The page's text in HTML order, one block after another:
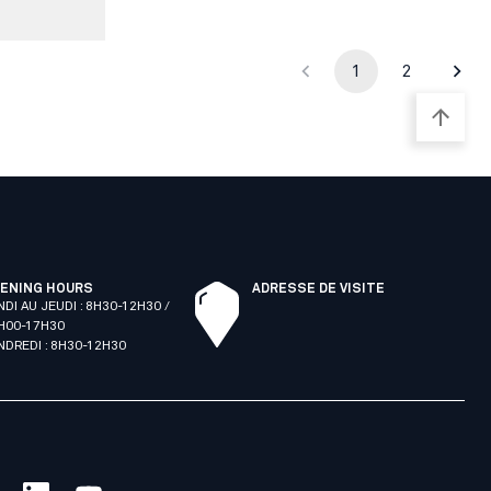
1 2
HOURS
AU JEUDI : 8H30-12H30 /
17H30
: 8H30-12H30
ADRESSE DE VISITE